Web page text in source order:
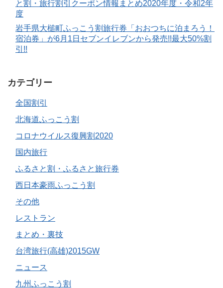
と割・旅行割引クーポン情報まとめ2020年度・令和2年
度
岩手県大槌町ふっこう割旅行券「おおつちに泊まろう！
宿泊券」が6月1日セブンイレブンから発売!!最大50%割
引!!
カテゴリー
全国割引
北海道ふっこう割
コロナウイルス復興割2020
国内旅行
ふるさと割・ふるさと旅行券
西日本豪雨ふっこう割
その他
レストラン
まとめ・裏技
台湾旅行(高雄)2015GW
ニュース
九州ふっこう割